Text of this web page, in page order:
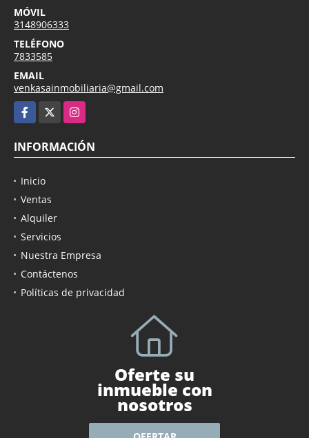
MÓVIL
3148906333
TELÉFONO
7833585
EMAIL
venkasainmobiliaria@gmail.com
Facebook
Instagram
INFORMACIÓN
Inicio
Ventas
Alquiler
Servicios
Nuestra Empresa
Contáctenos
Políticas de privacidad
Oferte su
inmueble con
nosotros